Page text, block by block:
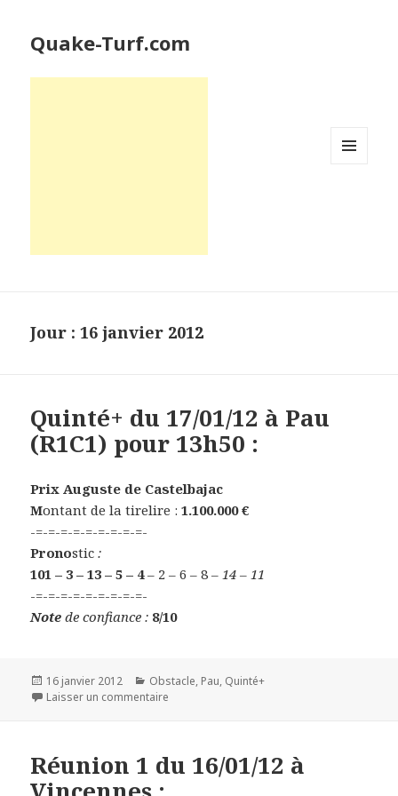
Quake-Turf.com
Jour : 16 janvier 2012
Quinté+ du 17/01/12 à Pau
(R1C1) pour 13h50 :
Prix Auguste de Castelbajac
Montant de la tirelire :1.100.000 €
-=-=-=-=-=-=-=-=-=-
Pronostic:
101 – 3 – 13 – 5 – 4– 2 – 6 – 8 – 14 – 11
-=-=-=-=-=-=-=-=-=-
Note de confiance : 8/10
Publié
le
16 janvier 2012 Catégories
Obstacle, Pau, Quinté+
Laisser un commentaire
Réunion 1 du 16/01/12 à